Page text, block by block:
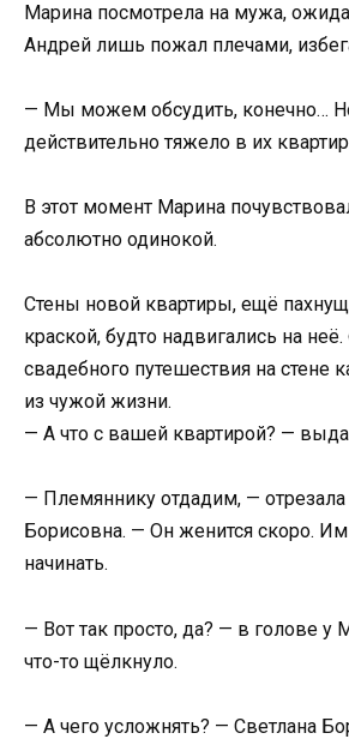
Марина посмотрела на мужа,
Андрей лишь пожал плечами,
— Мы можем обсудить, конечно…
действительно тяжело в их
В этот момент Марина
абсолютно одинокой.
Стены новой квартиры, ещё
краской, будто надвигались на
свадебного путешествия на стене
из чужой жизни.
— А что с вашей квартирой? —
— Племяннику отдадим, — отрезала
Борисовна. — Он женится скоро. Им
начинать.
— Вот так просто, да? — в голове у
что-то щёлкнуло.
— А чего усложнять? — Светлана